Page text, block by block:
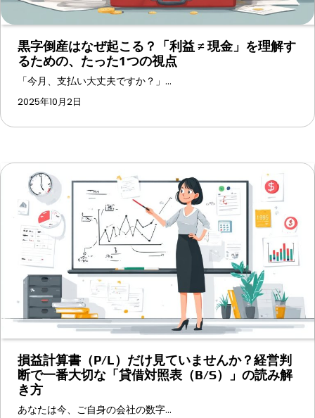
黒字倒産はなぜ起こる？「利益 ≠ 現金」を理解す
るための、たった1つの視点
「今月、支払い大丈夫ですか？」…
2025年10月2日
損益計算書（P/L）だけ見ていませんか？経営判
断で一番大切な「貸借対照表（B/S）」の読み解
き方
あなたは今、ご自身の会社の数字…